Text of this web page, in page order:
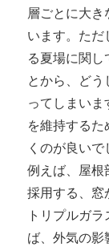
層ごとに大き
います。た
る夏場に関
とから、ど
ってしまい
を維持する
くのが良いで
例えば、屋根
採用する、
トリプルガ
ば、外気の影